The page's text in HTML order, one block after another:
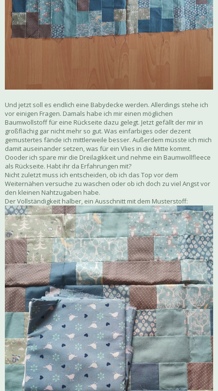
Und jetzt soll es endlich eine Babydecke werden. Allerdings stehe ich
vor einigen Fragen. Damals habe ich mir einen möglichen
Baumwollstoff für eine Rückseite dazu gelegt. Jetzt gefällt der mir in
großflächig gar nicht mehr so gut. Was einfarbiges oder dezent
gemustertes fände ich mittlerweile besser. Außerdem müsste ich mich
damit auseinander setzen, was für ein Vlies in die Mitte kommt.
Oooder ich spare mir die Dreilagikkeit und nehme ein Baumwollfleece
als Rückseite. Habt ihr da Erfahrungen mit?
Nicht zuletzt muss ich entscheiden, ob ich das Top vor dem
Weiternähen versuche zu waschen oder ob ich doch zu viel Angst vor
den kleinen Nahtzugaben habe.
Der Vollständigkeit halber, ein Ausschnitt mit dem Musterstoff: